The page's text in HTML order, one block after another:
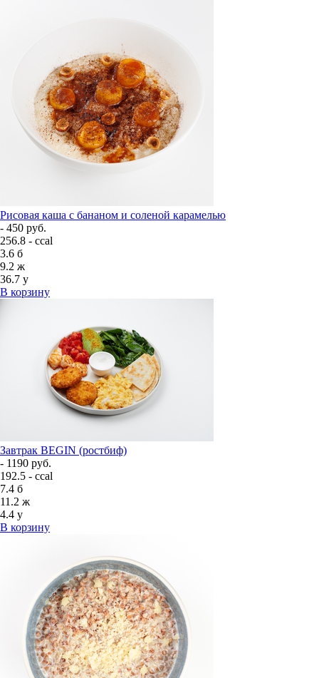
Рисовая каша с бананом и соленой карамелью
- 450 руб.
256.8 - ccal
3.6 б
9.2 ж
36.7 у
В корзину
Завтрак BEGIN (ростбиф)
- 1190 руб.
192.5 - ccal
7.4 б
11.2 ж
4.4 у
В корзину